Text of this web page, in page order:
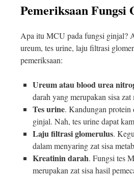
Pemeriksaan Fungsi
Apa itu MCU pada fungsi ginjal?
ureum, tes urine, laju filtrasi
pemeriksaan:
Ureum atau blood urea
darah yang merupakan sisa
Tes urine. Kandungan protein
ginjal. Nah, tes urine dapat
Laju filtrasi glomerulus.
dalam menyaring zat sisa
Kreatinin darah. Fungsi tes
merupakan zat sisa hasil